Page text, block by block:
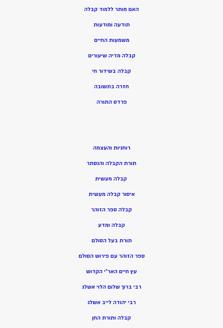
האם מותר ללמוד קבלה
תודעה ומודעות
משמעות החיים
קבלה מדיה שיעורים
קבלה בשידור חי
חזרה בתשובה
פרדס התורה
רוחניות והעצמה
תורת הקבלה והנסתר
קבלה מעשית
איסור קבלה מעשית
קבלה ספר הזוהר
קבלה ומדע
תורת בעל הסולם
ספר הזוהר עם פירוש הסולם
עץ חיים האר”י הקדוש
רבי ברוך שלום הלוי אשלג
רבי יהודה לייב אשלג
קבלה ותורת החן